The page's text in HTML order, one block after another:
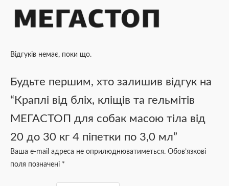
Відгуків немає, поки що.
Будьте першим, хто залишив відгук на
“Краплі від бліх, кліщів та гельмітів
МЕГАСТОП для собак масою тіла від
20 до 30 кг 4 піпетки по 3,0 мл”
Ваша e-mail адреса не оприлюднюватиметься. Обов’язкові
поля позначені *